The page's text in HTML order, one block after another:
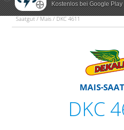
Kostenlos bei Google Play
Saatgut / Mais / DKC 4611
MAIS-
DKC